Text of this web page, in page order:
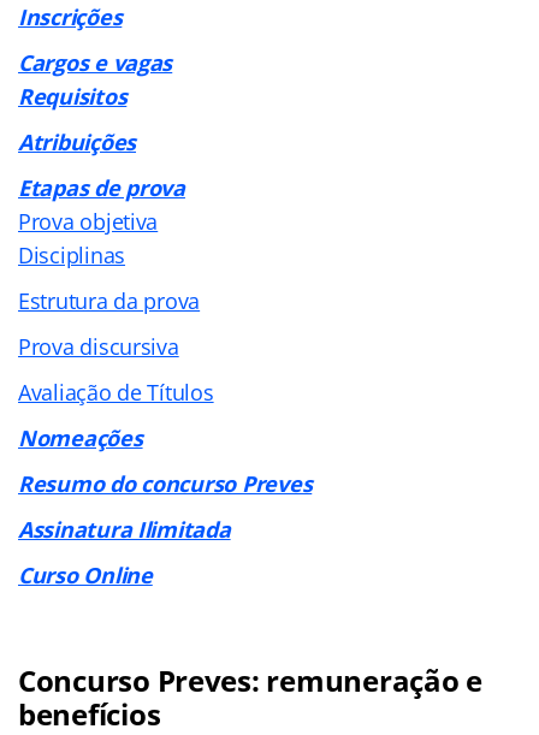
Inscrições
Cargos e vagas
Requisitos
Atribuições
Etapas de prova
Prova objetiva
Disciplinas
Estrutura da prova
Prova discursiva
Avaliação de Títulos
Nomeações
Resumo do concurso Preves
Assinatura Ilimitada
Curso Online
Concurso Preves: remuneração e
benefícios